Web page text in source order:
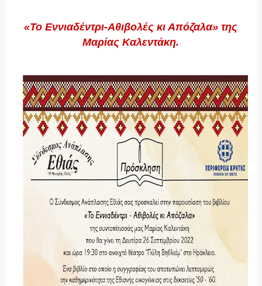
«Το Εννιαδέντρι-Αθιβολές κι Απόζαλα» της
Μαρίας Καλεντάκη.